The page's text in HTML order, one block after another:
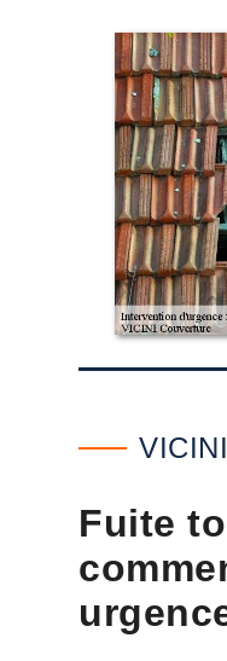
Fuite